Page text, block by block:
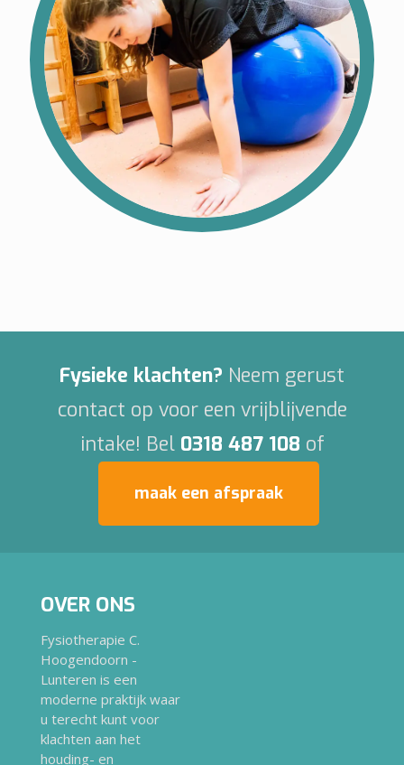
Fysieke klachten? Neem gerust
contact op voor een vrijblijvende
intake! Bel 0318 487 108 of
maak een afspraak
OVER ONS
Fysiotherapie C.
Hoogendoorn -
Lunteren is een
moderne praktijk waar
u terecht kunt voor
klachten aan het
houding- en